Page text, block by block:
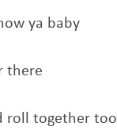
ya baby
there
roll together too